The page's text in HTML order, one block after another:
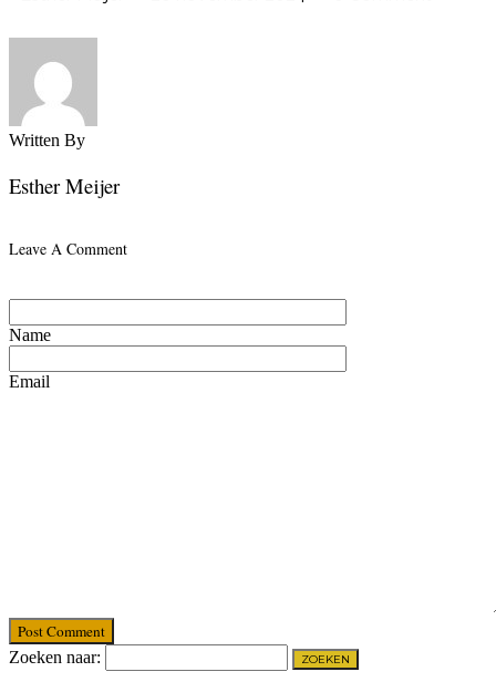
Written By
Esther Meijer
Leave A Comment
Name
Email
Post Comment
Zoeken naar: